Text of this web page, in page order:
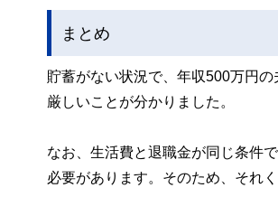
まとめ
貯蓄がない状況で、年収500万円
厳しいことが分かりました。
なお、生活費と退職金が同じ条件
必要があります。そのため、それ